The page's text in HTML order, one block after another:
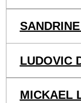
LUDOVIC
MICKAEL